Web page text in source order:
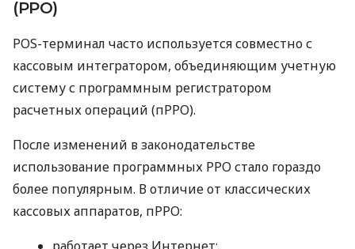
(РРО)
POS-терминал часто используется совместно с
кассовым интегратором, объединяющим учетную
систему с программным регистратором
расчетных операций (пРРО).
После изменений в законодательстве
использование программных РРО стало гораздо
более популярным. В отличие от классических
кассовых аппаратов, пРРО:
работает через Интернет;